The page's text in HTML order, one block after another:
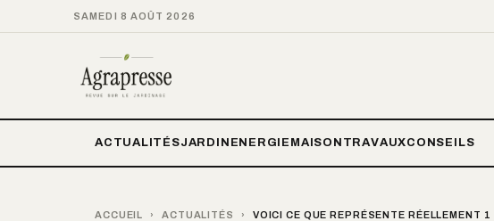
SAMEDI 8 AOÛT 2026
ACTUALITÉSJARDIN ENERGIE MAISON TRAVAUXCONSEILS
ACCUEIL › ACTUALITÉS › VOICI CE QUE REPRÉSENTE RÉELLEMENT